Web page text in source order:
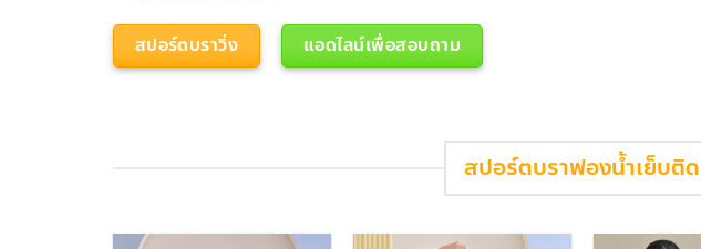
สปอร์ตบราวิ่ง แอดไลน์เพื่อสอบถาม
สปอร์ตบราฟองน้ำเย็บติด